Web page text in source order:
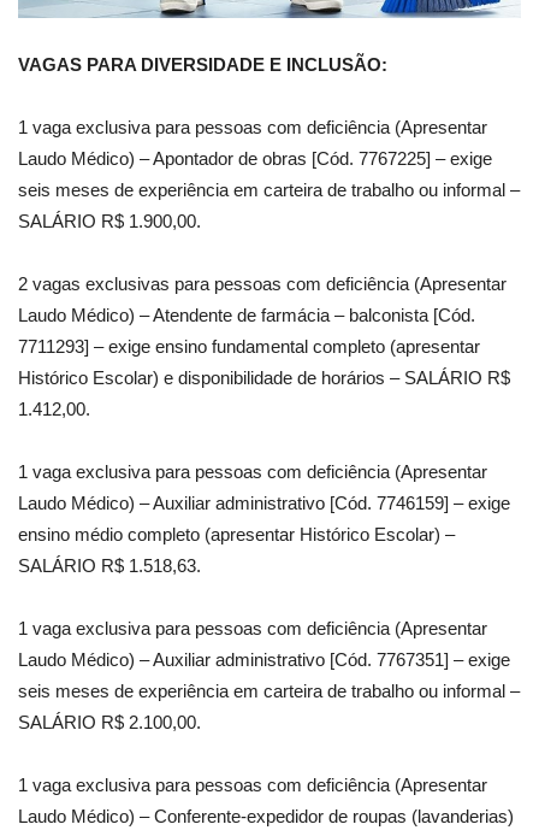
VAGAS PARA DIVERSIDADE E INCLUSÃO:
1 vaga exclusiva para pessoas com deficiência (Apresentar
Laudo Médico) – Apontador de obras [Cód. 7767225] – exige
seis meses de experiência em carteira de trabalho ou informal –
SALÁRIO R$ 1.900,00.
2 vagas exclusivas para pessoas com deficiência (Apresentar
Laudo Médico) – Atendente de farmácia – balconista [Cód.
7711293] – exige ensino fundamental completo (apresentar
Histórico Escolar) e disponibilidade de horários – SALÁRIO R$
1.412,00.
1 vaga exclusiva para pessoas com deficiência (Apresentar
Laudo Médico) – Auxiliar administrativo [Cód. 7746159] – exige
ensino médio completo (apresentar Histórico Escolar) –
SALÁRIO R$ 1.518,63.
1 vaga exclusiva para pessoas com deficiência (Apresentar
Laudo Médico) – Auxiliar administrativo [Cód. 7767351] – exige
seis meses de experiência em carteira de trabalho ou informal –
SALÁRIO R$ 2.100,00.
1 vaga exclusiva para pessoas com deficiência (Apresentar
Laudo Médico) – Conferente-expedidor de roupas (lavanderias)